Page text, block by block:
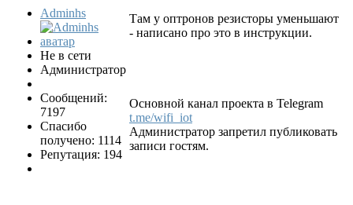
Adminhs
Не в сети
Администратор
Сообщений:
7197
Спасибо
получено: 1114
Репутация: 194
Там у оптронов резисторы уменьшают
- написано про это в инструкции.
Основной канал проекта в Telegram
t.me/wifi_iot
Администратор запретил публиковать
записи гостям.